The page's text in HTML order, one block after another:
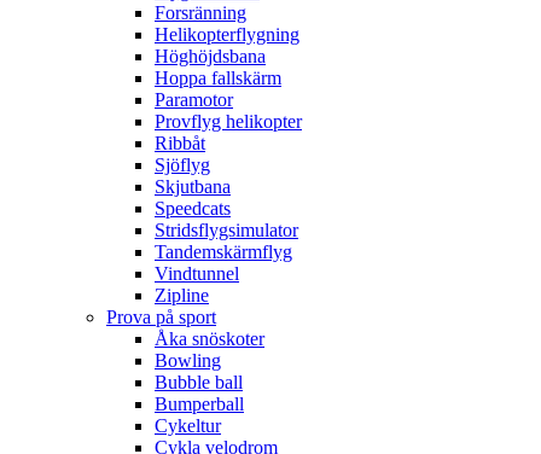
Forsränning
Helikopterflygning
Höghöjdsbana
Hoppa fallskärm
Paramotor
Provflyg helikopter
Ribbåt
Sjöflyg
Skjutbana
Speedcats
Stridsflygsimulator
Tandemskärmflyg
Vindtunnel
Zipline
Prova på sport
Åka snöskoter
Bowling
Bubble ball
Bumperball
Cykeltur
Cykla velodrom